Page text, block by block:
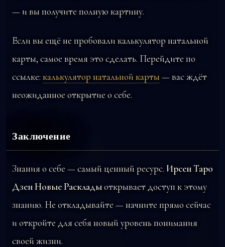
— и вы получите полную картину.
Если вы ещё не пробовали калькулятор натальной
карты, самое время это сделать. Перейдите по
ссылке: калькулятор натальной карты — вас ждёт
неожиданное открытие о себе.
Заключение
Знания о себе — самый ценный ресурс. Ирсен Таро
Дзен Новые Раскладыоткрывает доступ к этому
знанию. Не откладывайте — начните прямо сейчас
и откройте для себя новый уровень понимания
своей жизни.